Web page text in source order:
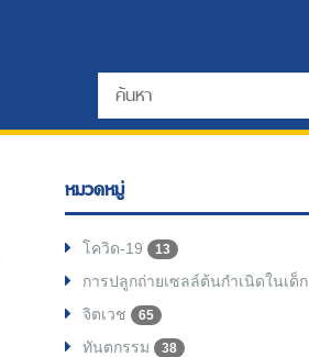
หมวดหมู่
โควิด-19 13
การปลูกถ่ายเซลล์ต้นกำเนิดในเด็ก
จิตเวช 65
ทันตกรรม 38